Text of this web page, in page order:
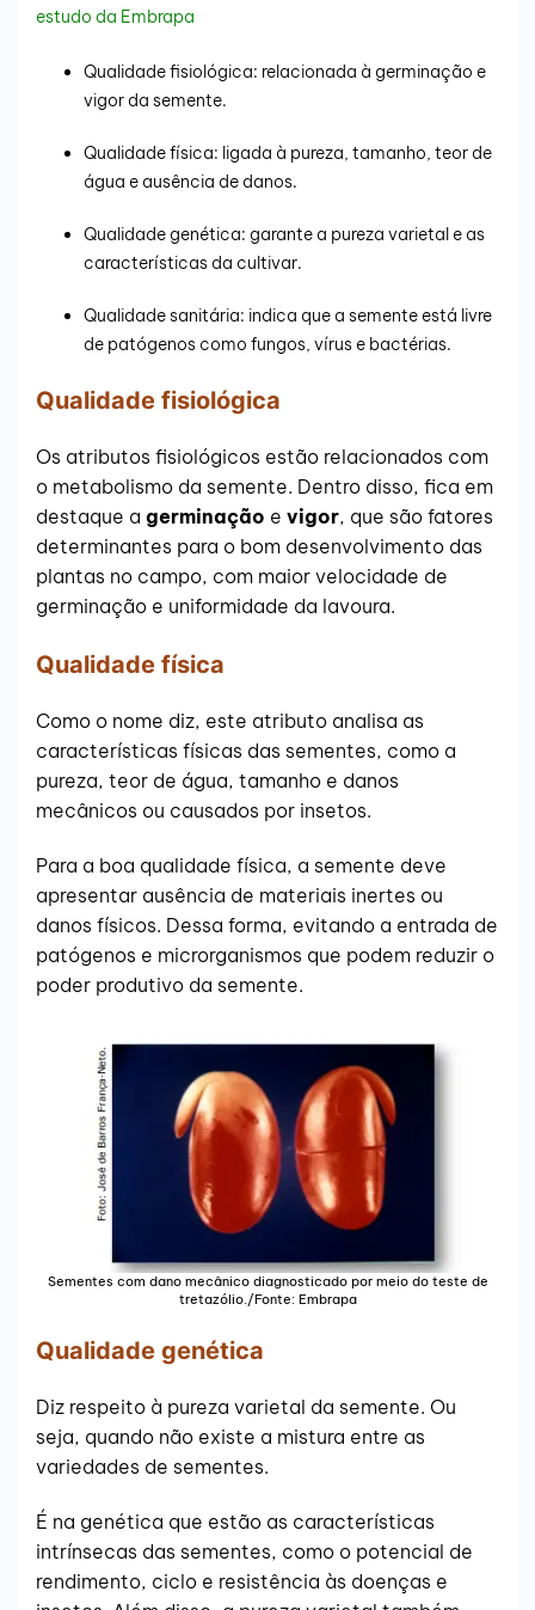
estudo da Embrapa
Qualidade fisiológica: relacionada à germinação e
vigor da semente.
Qualidade física: ligada à pureza, tamanho, teor de
água e ausência de danos.
Qualidade genética: garante a pureza varietal e as
características da cultivar.
Qualidade sanitária: indica que a semente está livre
de patógenos como fungos, vírus e bactérias.
Qualidade fisiológica
Os atributos fisiológicos estão relacionados com
o metabolismo da semente. Dentro disso, fica em
destaque a germinação e vigor, que são fatores
determinantes para o bom desenvolvimento das
plantas no campo, com maior velocidade de
germinação e uniformidade da lavoura.
Qualidade física
Como o nome diz, este atributo analisa as
características físicas das sementes, como a
pureza, teor de água, tamanho e danos
mecânicos ou causados por insetos.
Para a boa qualidade física, a semente deve
apresentar ausência de materiais inertes ou
danos físicos. Dessa forma, evitando a entrada de
patógenos e microrganismos que podem reduzir o
poder produtivo da semente.
Sementes com dano mecânico diagnosticado por meio do teste de
tretazólio./Fonte: Embrapa
Qualidade genética
Diz respeito à pureza varietal da semente. Ou
seja, quando não existe a mistura entre as
variedades de sementes.
É na genética que estão as características
intrínsecas das sementes, como o potencial de
rendimento, ciclo e resistência às doenças e